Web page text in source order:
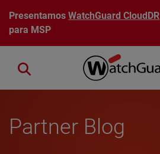
Pasar al contenido principal
PresentamosWatchGuard CloudDR
para MSP
Close search
Partner Blog